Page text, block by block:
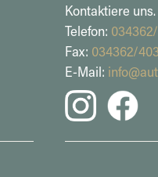
Kontaktiere uns.
Telefon:
Fax: 034362/
E-Mail: